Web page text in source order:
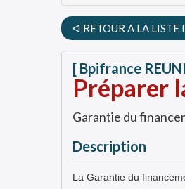
ᐊ RETOUR A LA LISTE
[ Bpifrance
Préparer
Garantie du
Description
La Garantie du